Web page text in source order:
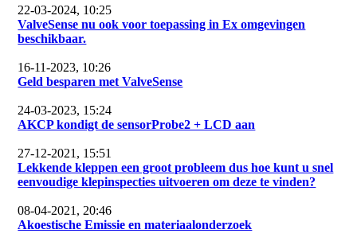
22-03-2024, 10:25
ValveSense nu ook voor toepassing in Ex omgevingen
beschikbaar.
16-11-2023, 10:26
Geld besparen met ValveSense
24-03-2023, 15:24
AKCP kondigt de sensorProbe2 + LCD aan
27-12-2021, 15:51
Lekkende kleppen een groot probleem dus hoe kunt u snel
eenvoudige klepinspecties uitvoeren om deze te vinden?
08-04-2021, 20:46
Akoestische Emissie en materiaalonderzoek